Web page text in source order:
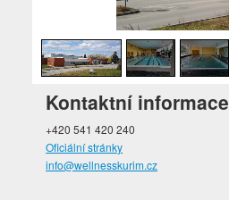
Kontaktní informace
+420 541 420 240
Oficiální stránky
info@wellnesskurim.cz